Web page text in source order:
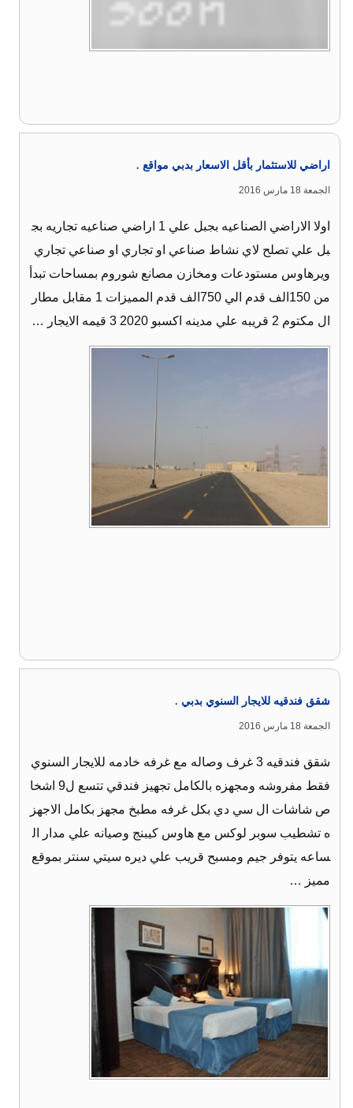
اراضي للاستثمار بأقل الاسعار بدبي مواقع .
الجمعة 18 مارس 2016
اولا الاراضي الصناعيه بجبل علي 1 اراضي صناعيه تجاريه بج
بل علي تصلح لاي نشاط صناعي او تجاري او صناعي تجاري
ويرهاوس مستودعات ومخازن مصانع شوروم بمساحات تبدأ
من 150الف قدم الي 750الف قدم المميزات 1 مقابل مطار
ال مكتوم 2 قريبه علي مدينه اكسبو 2020 3 قيمه الايجار …
شقق فندقيه للايجار السنوي بدبي .
الجمعة 18 مارس 2016
شقق فندقيه 3 غرف وصاله مع غرفه خادمه للايجار السنوي
فقط مفروشه ومجهزه بالكامل تجهيز فندقي تتسع ل9 اشخا
ص شاشات ال سي دي بكل غرفه مطبخ مجهز بكامل الاجهز
ه تشطيب سوبر لوكس مع هاوس كيبنج وصيانه علي مدار ال
ساعه يتوفر جيم ومسبح قريب علي ديره سيتي سنتر بموقع
مميز …